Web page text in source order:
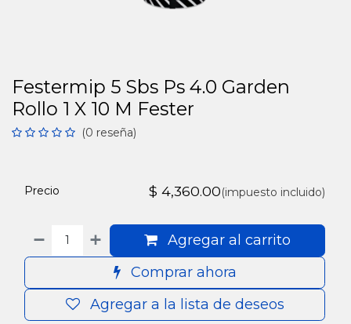
Festermip 5 Sbs Ps 4.0 Garden
Rollo 1 X 10 M Fester
(0 reseña)
Agregar al carrito
Comprar ahora
Agregar a la lista de deseos
Precio $ 4,360.00(impuesto incluido)